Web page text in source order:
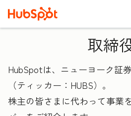
取締
HubSpotは、ニューヨーク証
（ティッカー：HUBS）。
株主の皆さまに代わって事業